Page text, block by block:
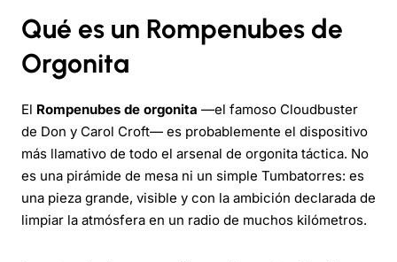
Qué es un Rompenubes de
Orgonita
El Rompenubes de orgonita —el famoso Cloudbuster
de Don y Carol Croft— es probablemente el dispositivo
más llamativo de todo el arsenal de orgonita táctica. No
es una pirámide de mesa ni un simple Tumbatorres: es
una pieza grande, visible y con la ambición declarada de
limpiar la atmósfera en un radio de muchos kilómetros.